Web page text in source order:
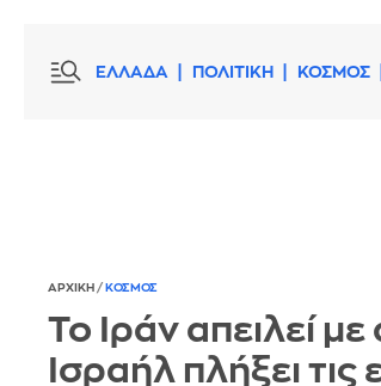
ΕΛΛΑΔΑ ΠΟΛΙΤΙΚΗ ΚΟΣΜΟΣ
ΑΡΧΙΚΗ / ΚΟΣΜΟΣ
Το Ιράν απειλεί με
Ισραήλ πλήξει τις